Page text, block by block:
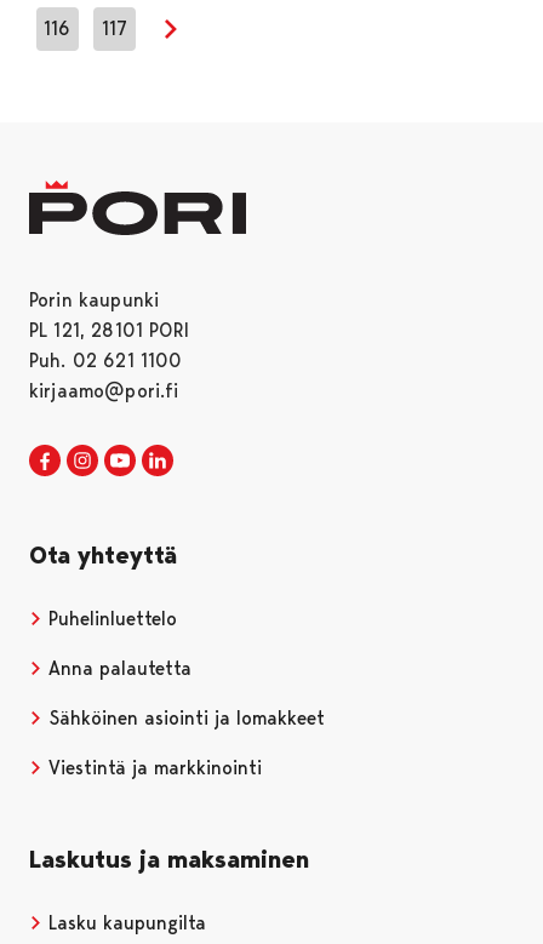
116 117
Porin kaupunki
PL 121, 28101 PORI
Puh. 02 621 1100
kirjaamo@pori.fi
Porin kaupunki Facebookissa
Avautuu uudessa välilehdessä
Porin kaupunki Instagramissa
Avautuu uudessa välilehdessä
Porin kaupunki Youtubessa
Avautuu uudessa välilehdessä
Ota yhteyttä
Puhelinluettelo
Anna palautetta
Sähköinen asiointi ja lomakkeet
Viestintä ja markkinointi
Laskutus ja maksaminen
Lasku kaupungilta